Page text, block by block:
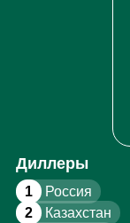
Диллеры
1 Россия
2 Казахстан